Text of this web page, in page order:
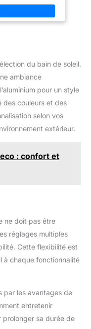
même par temps
en acier, les
de 100 kg offrent
– Chaque fauteuil
moment de repos.
bains de soleil, vos
en famille, avec un
élégant.
du bain de soleil.
ambiance
pour un style
des couleurs et des
selon vos
extérieur.
: confort et
ne doit pas être
réglages multiples
Cette flexibilité est
à chaque fonctionnalité
par les avantages de
entretenir
sa durée de